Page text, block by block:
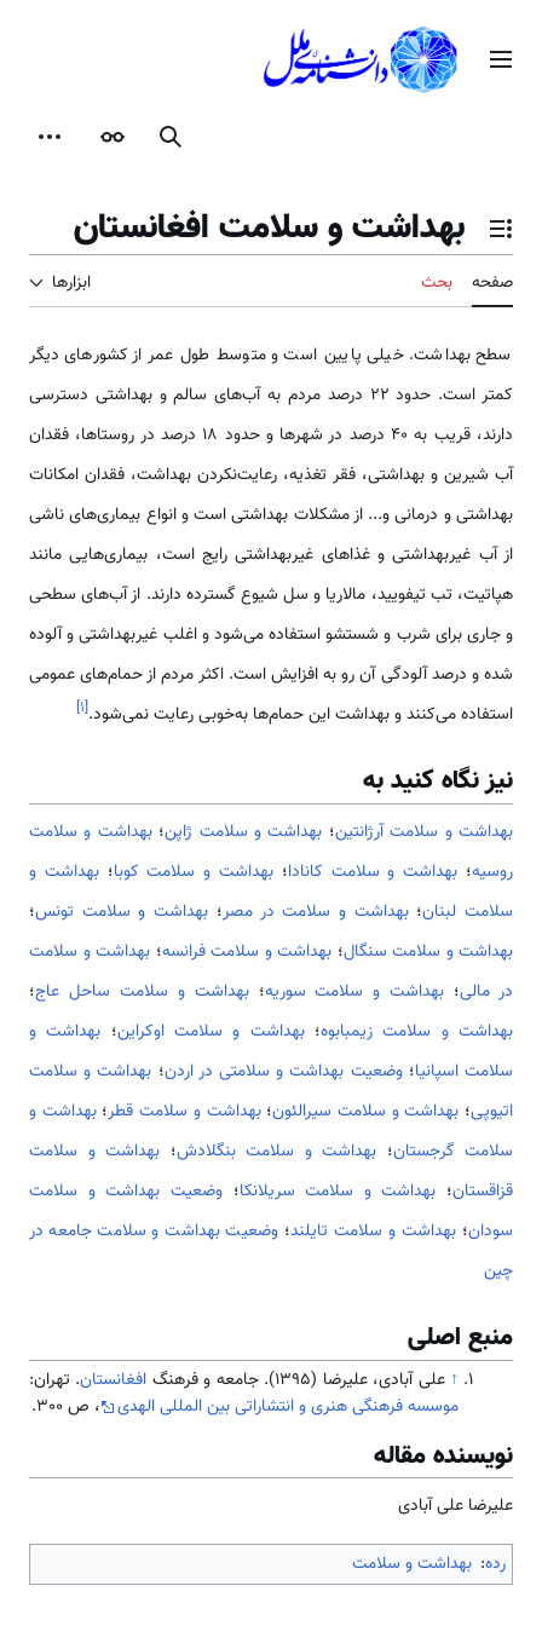
محتوامنوی اصلی
جستجوظاهر
تغییر وضعیت فهرست محتویات
بهداشت و سلامت افغانستان
صفحه بحث ابزارها
سطح بهداشت. خیلی پایین است و متوسط طول عمر از کشورهای دیگر
کمتر است. حدود ۲۲ درصد مردم به آب‌های سالم و بهداشتی دسترسی
دارند، قریب به ۴۰ درصد در شهرها و حدود ۱۸ درصد در روستاها، فقدان
آب شیرین و بهداشتی، فقر تغذیه، رعایت‌نکردن بهداشت، فقدان امکانات
بهداشتی و درمانی و... از مشکلات بهداشتی است و انواع بیماری‌های ناشی
از آب غیربهداشتی و غذاهای غیربهداشتی رایج است، بیماری‌هایی مانند
هپاتیت، تب تیفویید، مالاریا و سل شیوع گسترده دارند. از آب‌های سطحی
و جاری برای شرب و شستشو استفاده می‌شود و اغلب غیربهداشتی و آلوده
شده و درصد آلودگی آن رو به افزایش است. اکثر مردم از حمام‌های عمومی
استفاده می‌کنند و بهداشت این حمام‌ها به‌خوبی رعایت نمی‌شود.[۱]
نیز نگاه کنید به
بهداشت و سلامت آرژانتین؛ بهداشت و سلامت ژاپن؛بهداشت و سلامت
روسیه؛ بهداشت و سلامت کانادا؛ بهداشت و سلامت کوبا؛بهداشت و
سلامت لبنان؛بهداشت و سلامت در مصر؛ بهداشت و سلامت تونس؛
بهداشت و سلامت سنگال؛ بهداشت و سلامت فرانسه؛ بهداشت و سلامت
در مالی؛ بهداشت و سلامت سوریه؛بهداشت و سلامت ساحل عاج؛
بهداشت و سلامت زیمبابوه؛بهداشت و سلامت اوکراین؛ بهداشت و
سلامت اسپانیا؛وضعیت بهداشت و سلامتی در اردن؛ بهداشت و سلامت
اتیوپی؛ بهداشت و سلامت سیرالئون؛بهداشت و سلامت قطر؛بهداشت و
سلامت گرجستان؛ بهداشت و سلامت بنگلادش؛ بهداشت و سلامت
قزاقستان؛ بهداشت و سلامت سریلانکا؛وضعیت بهداشت و سلامت
سودان؛ بهداشت و سلامت تایلند؛ وضعیت بهداشت و سلامت جامعه در
چین
منبع اصلی
↑ علی آبادی، علیرضا (1395). جامعه و فرهنگ افغانستان. تهران:
موسسه فرهنگی هنری و انتشاراتی بین المللی الهدی
، ص 300.
نویسنده مقاله
علیرضا علی آبادی
رده: بهداشت و سلامت